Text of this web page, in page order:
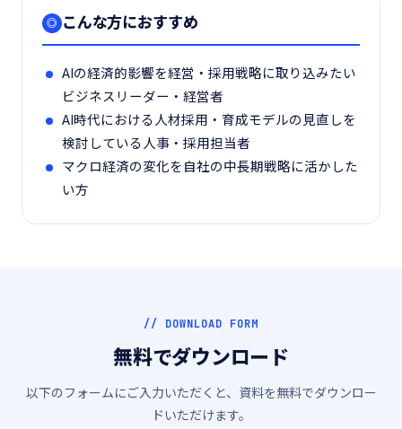
◎ こんな方におすすめ
AIの経済的影響を経営・採用戦略に取り込みたい
ビジネスリーダー・経営者
AI時代における人材採用・育成モデルの見直しを
検討している人事・採用担当者
マクロ経済の変化を自社の中長期戦略に活かした
い方
// DOWNLOAD FORM
無料でダウンロード
以下のフォームにご入力いただくと、資料を無料でダウンロー
ドいただけます。